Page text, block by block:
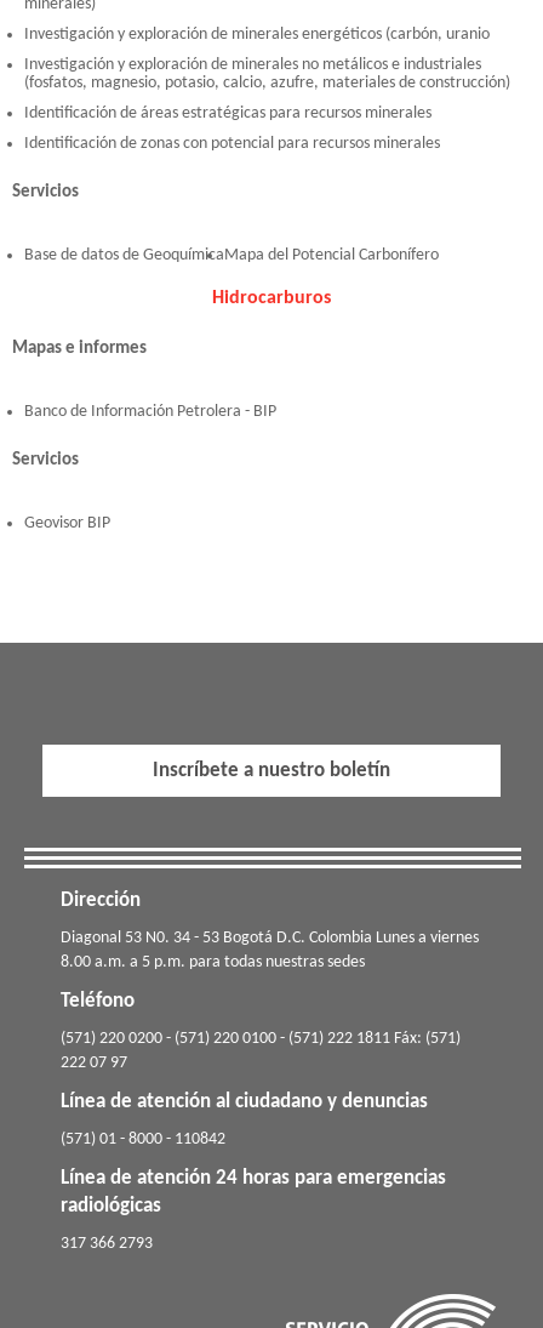
minerales)
Investigación y exploración de minerales energéticos (carbón, uranio
Investigación y exploración de minerales no metálicos e industriales
(fosfatos, magnesio, potasio, calcio, azufre, materiales de construcción)
Identificación de áreas estratégicas para recursos minerales
Identificación de zonas con potencial para recursos minerales
Servicios
Base de datos de GeoquímicaMapa del Potencial Carbonífero
Hidrocarburos
Mapas e informes
Banco de Información Petrolera - BIP
Servicios
Geovisor BIP
Inscríbete a nuestro boletín
Dirección
​​​Diagonal 53 N0. 34 - 53 Bogotá D.C. Colombia Lunes a viernes
8.00 a.m. a 5 p.m. para todas nuestras sedes
Teléfono
(571) 220 0200 - (571) 220 0100 - (571) 222 1811 Fáx: (571)
222 07 97
Línea de atención al ciudadano y denuncias
(571) 01 - 8000 - 110842
Línea de atención 24 horas para emergencias
radiológicas
​317 366 2793